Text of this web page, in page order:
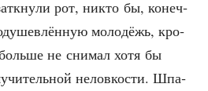
рот, никто бы, конеч­
моло­дёжь, кро­
не сни­мал хотя бы
нелов­ко­сти. Шпа­